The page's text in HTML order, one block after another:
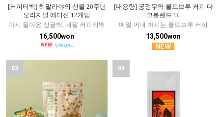
[커피티백] 히말라야의 선물 20주년
오리지널 에디션 12개입
다시 돌아온 싱글백, 네팔 커피티백
16,500won
[대용량] 공정무역 콜드브루 커피 다
크블렌드 1L
매일 꺼내 마시는 콜드브루 커피
13,500won
03 04